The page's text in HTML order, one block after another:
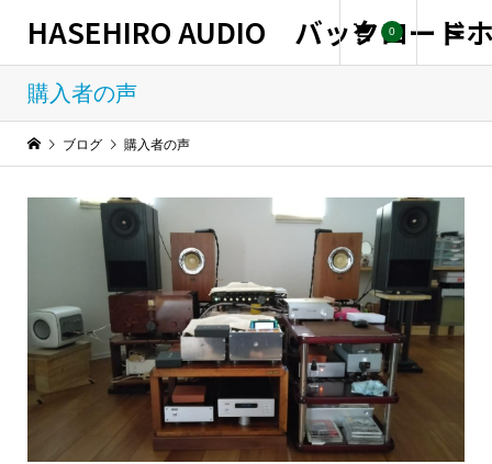
HASEHIRO AUDIO バックロード
0
購入者の声
ブログ 購入者の声